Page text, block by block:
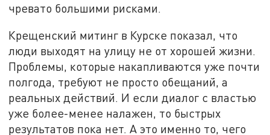
чревато большими рисками.
Крещенский митинг в Курске показал, что
люди выходят на улицу не от хорошей жизни.
Проблемы, которые накапливаются уже почти
полгода, требуют не просто обещаний, а
реальных действий. И если диалог с властью
уже более-менее налажен, то быстрых
результатов пока нет. А это именно то, чего